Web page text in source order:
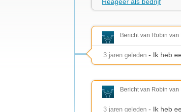
Bericht van Robin van
3 jaren geleden - Ik heb
Bericht van Robin van
3 jaren geleden - Ik heb